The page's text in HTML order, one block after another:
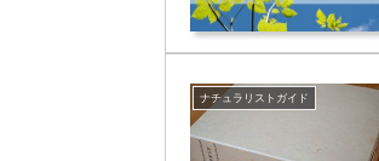
ナチュラリストガイド